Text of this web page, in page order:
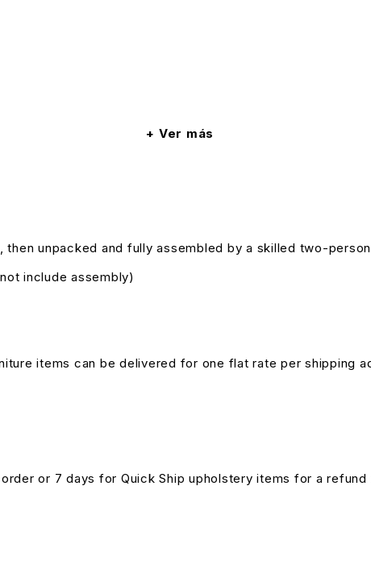
Ver más
unpacked and fully assembled by a skilled two-
include assembly)
items can be delivered for one flat rate per shipping
or 7 days for Quick Ship upholstery items for a